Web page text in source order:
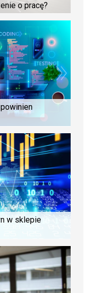
o pracę?
w sklepie